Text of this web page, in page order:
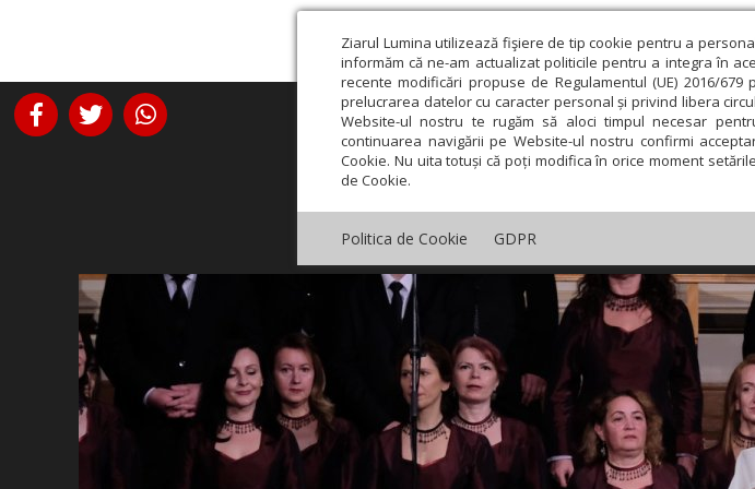
Ziarul Lumina utilizează fişiere de tip cookie pentru a
informăm că ne-am actualizat politicile pentru a integra în
recente modificări propuse de Regulamentul (UE) 2016/
prelucrarea datelor cu caracter personal și privind libera
Website-ul nostru te rugăm să aloci timpul necesar
continuarea navigării pe Website-ul nostru confirmi
Cookie. Nu uita totuși că poți modifica în orice moment
de Cookie.
Politica de Cookie GDPR